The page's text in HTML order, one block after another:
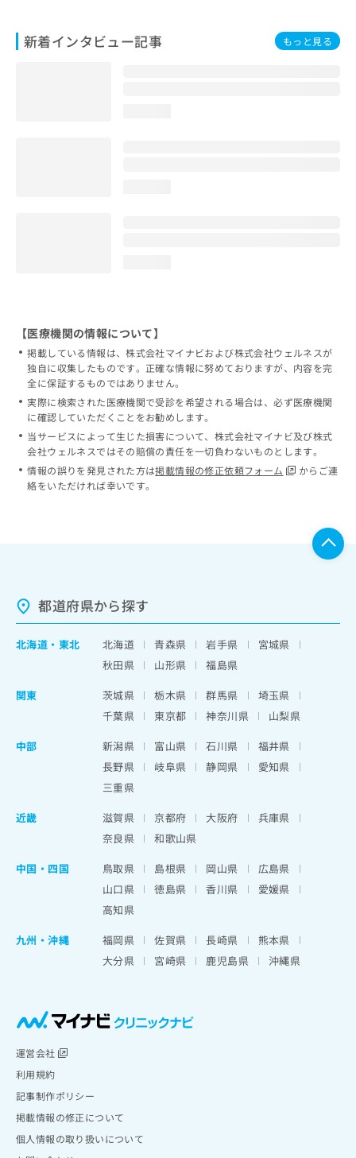
新着インタビュー記事 もっと見る
【医療機関の情報について】
掲載している情報は、株式会社マイナビおよび株式会社ウェルネスが
独自に収集したものです。正確な情報に努めておりますが、内容を完
全に保証するものではありません。
実際に検索された医療機関で受診を希望される場合は、必ず医療機関
に確認していただくことをお勧めします。
当サービスによって生じた損害について、株式会社マイナビ及び株式
会社ウェルネスではその賠償の責任を一切負わないものとします。
情報の誤りを発見された方は掲載情報の修正依頼フォーム
からご連
絡をいただければ幸いです。
都道府県から探す
北海道 ・ 東北 北海道 青森県 岩手県
宮城県
秋田県
山形県
福島県
関東
茨城県 栃木県 群馬県
埼玉県
千葉県
東京都 神奈川県
山梨県
中部
新潟県 富山県 石川県
福井県
長野県
岐阜県 静岡県
愛知県
三重県
近畿
滋賀県 京都府 大阪府
兵庫県
奈良県
和歌山県
中国・四国
鳥取県 島根県 岡山県
広島県
山口県
徳島県 香川県
愛媛県
高知県
九州・沖縄
福岡県 佐賀県 長崎県
熊本県
大分県
宮崎県 鹿児島県 沖縄県
運営会社
利用規約
記事制作ポリシー
掲載情報の修正について
個人情報の取り扱いについて